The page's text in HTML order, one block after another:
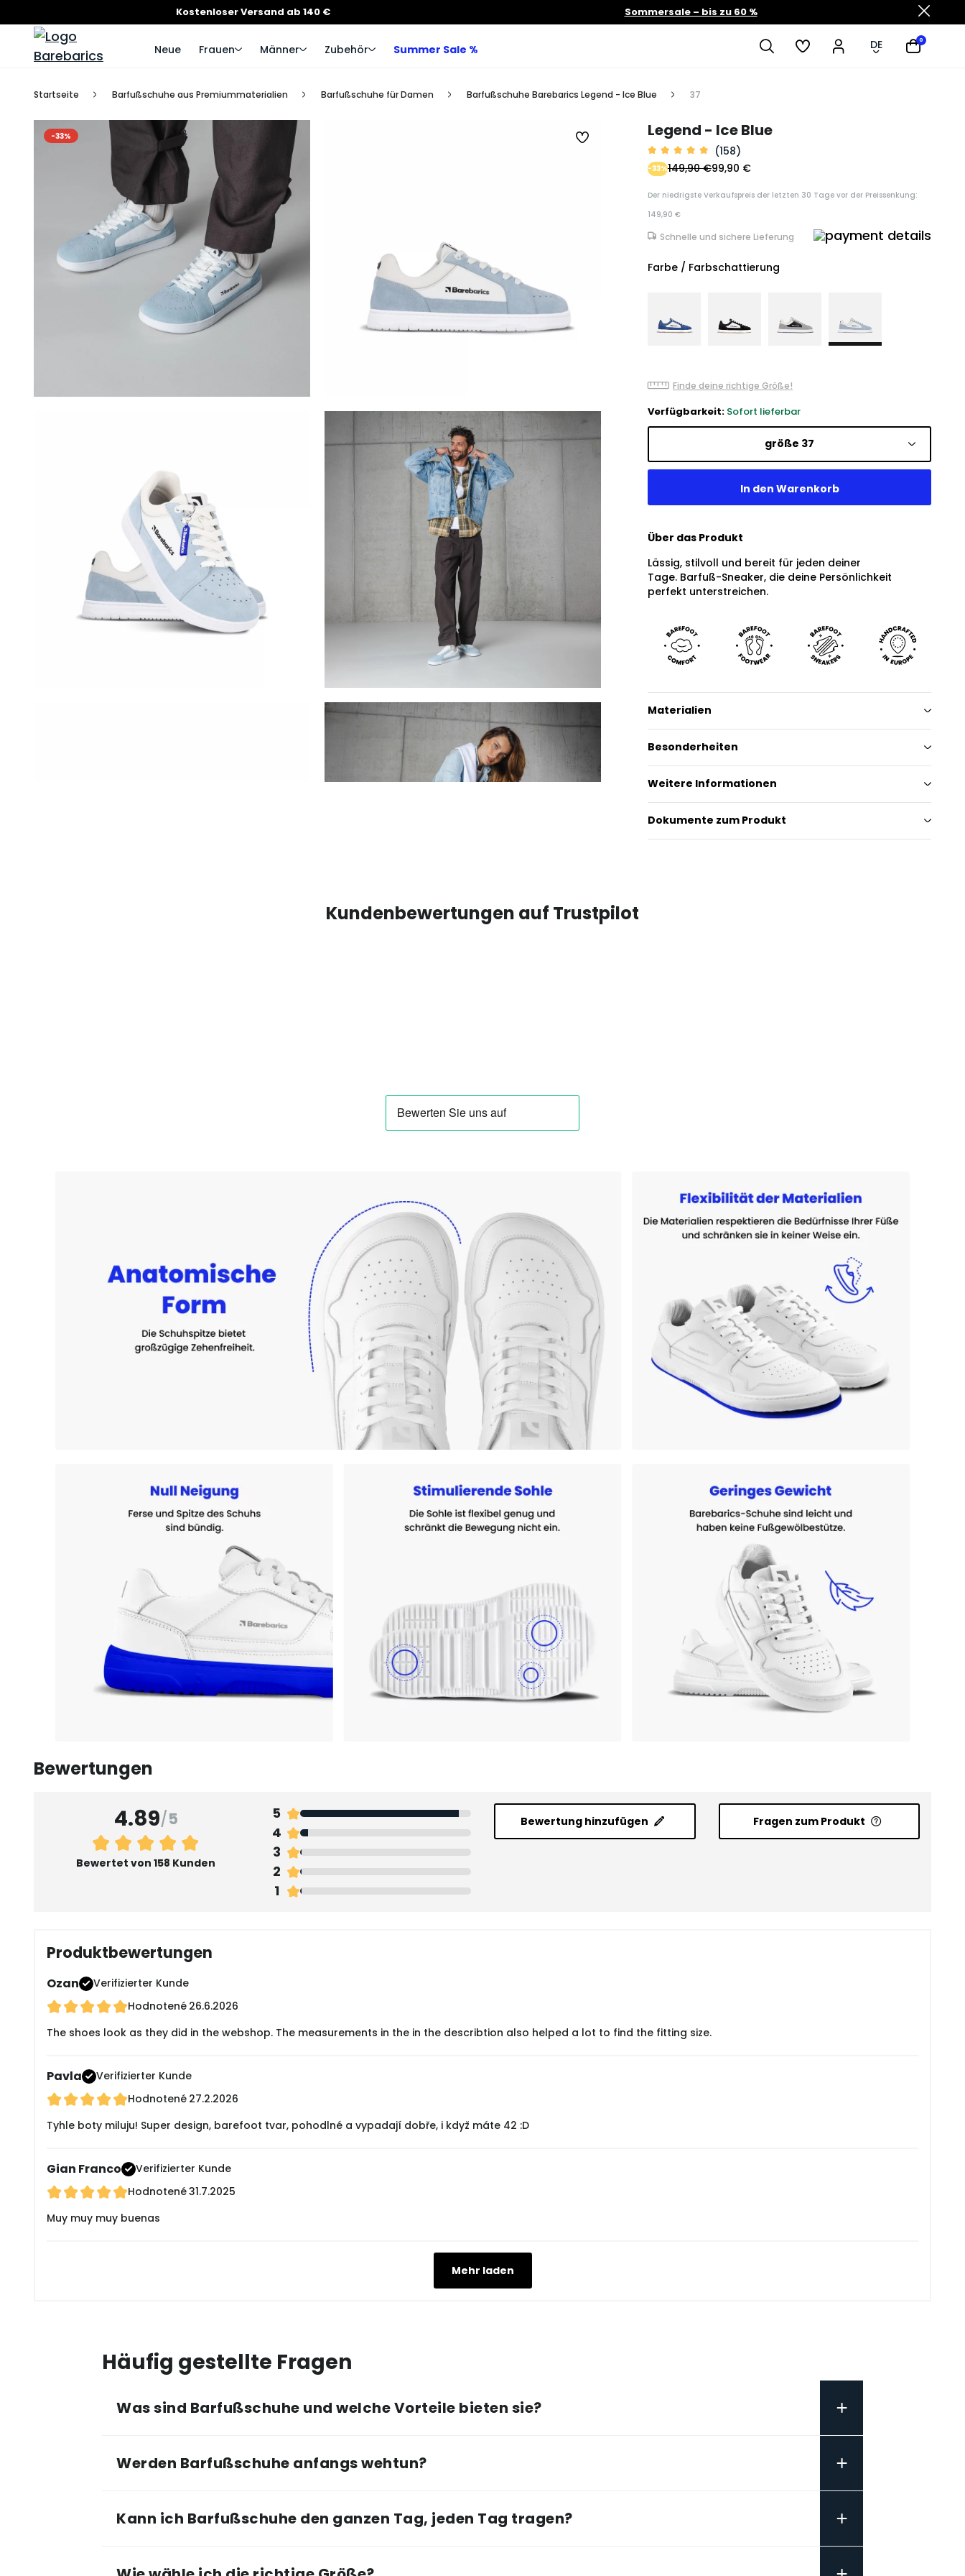
Kostenloser Versand ab 140 € Sommersale – bis zu 60 %
Neue Frauen Männer Zubehör Summer Sale % DE 0
Startseite Barfußschuhe aus Premiummaterialien Barfußschuhe für Damen Barfußschuhe Barebarics Legend - Ice Blue 37
-33% Legend - Ice Blue
(158)
99,90 €
-33%149,90 €
Der niedrigste Verkaufspreis der letzten 30 Tage vor der Preissenkung:
149,90 €
Schnelle und sichere Lieferung
Farbe / Farbschattierung
Finde deine richtige Größe!
Verfügbarkeit: Sofort lieferbar
größe 37
Über das Produkt
Lässig, stilvoll und bereit für jeden deiner
Tage. Barfuß-Sneaker, die deine Persönlichkeit
perfekt unterstreichen.
Materialien
Besonderheiten
Weitere Informationen
Dokumente zum Produkt
Kundenbewertungen auf Trustpilot
Bewertungen
4.89/5
Bewertet von 158 Kunden
5
4
3
2
1
Bewertung hinzufügen Fragen zum Produkt
Produktbewertungen
Ozan
Verifizierter Kunde
Hodnotené 26.6.2026
The shoes look as they did in the webshop. The measurements in the in the describtion also helped a lot to find the fitting size.
Pavla
Verifizierter Kunde
Hodnotené 27.2.2026
Tyhle boty miluju! Super design, barefoot tvar, pohodlné a vypadají dobře, i když máte 42 :D
Gian Franco
Verifizierter Kunde
Hodnotené31.7.2025
Muy muy muy buenas
Mehr laden
Häufig gestellte Fragen
Was sind Barfußschuhe und welche Vorteile bieten sie? +
Werden Barfußschuhe anfangs wehtun? +
Kann ich Barfußschuhe den ganzen Tag, jeden Tag tragen? +